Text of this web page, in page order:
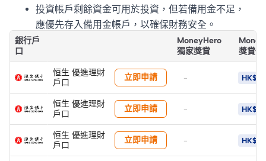
投資帳戶剩餘資金可用於投資，但若備用金不足，
應優先存入備用金帳戶，以確保財務安全。
銀行戶
口
MoneyHero
獨家獎賞
獎賞價
恒生 優進理財
戶口
立即申請 -
恒生 優進理財
戶口
立即申請 -
恒生 優進理財
戶口
立即申請 -